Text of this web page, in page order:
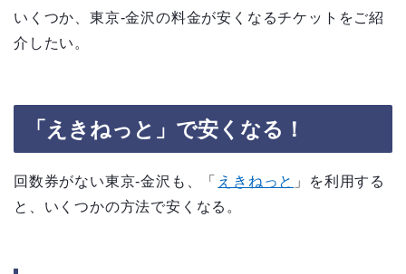
いくつか、東京-金沢の料金が安くなるチケットをご紹
介したい。
「えきねっと」で安くなる！
回数券がない東京-金沢も、 「 えきねっと 」を利用する
と、いくつかの方法で安くなる。